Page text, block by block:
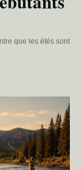
que les étés sont